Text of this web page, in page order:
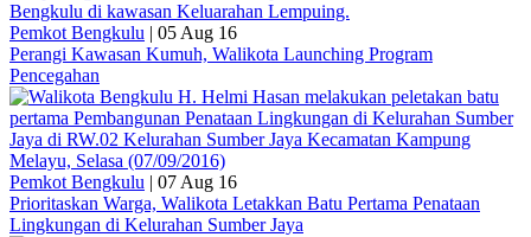
Pemkot Bengkulu | 05 Aug 16
Perangi Kawasan Kumuh, Walikota Launching Program
Pencegahan
Pemkot Bengkulu | 07 Aug 16
Prioritaskan Warga, Walikota Letakkan Batu Pertama Penataan
Lingkungan di Kelurahan Sumber Jaya